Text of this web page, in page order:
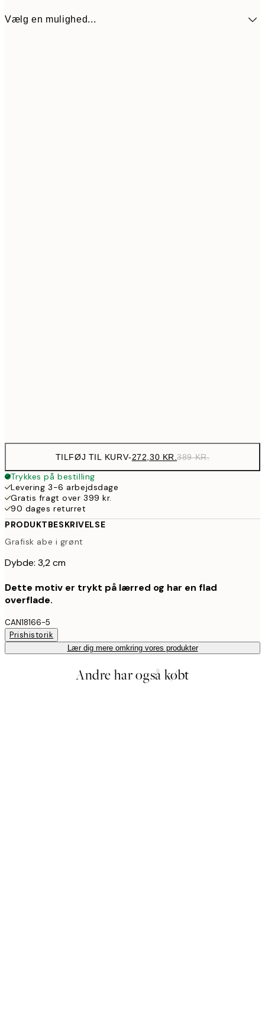
Vælg en mulighed...
TILFØJ TIL KURV-272,30 KR.389 KR.
Trykkes på bestilling
Levering 3-6 arbejdsdage
Gratis fragt over 399 kr.
90 dages returret
PRODUKTBESKRIVELSE
Grafisk abe i grønt
Dybde: 3,2 cm
Dette motiv er trykt på lærred og har en flad
overflade.
CAN18166-5
Prishistorik
Lær dig mere omkring vores produkter
Andre har også købt